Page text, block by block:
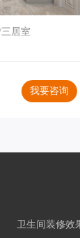
居室
我要咨询
卫生间装修效